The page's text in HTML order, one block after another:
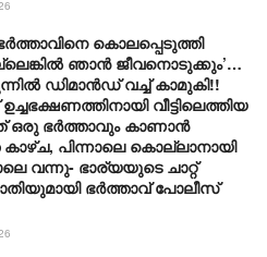
ഭർത്താവിനെ കൊലപ്പെടുത്തി
ഞാൻ ജീവനൊടുക്കും’…
ഡിമാൻഡ് വച്ച് കാമുകി!!
വീട്ടിലെത്തിയ
ഒരു ഭർത്താവും കാണാൻ
കാഴ്ച, പിന്നാലെ കൊല്ലാനായി
വന്നു- ഭാര്യയുടെ ചാറ്റ്
ഭർത്താവ് പോലീസ്